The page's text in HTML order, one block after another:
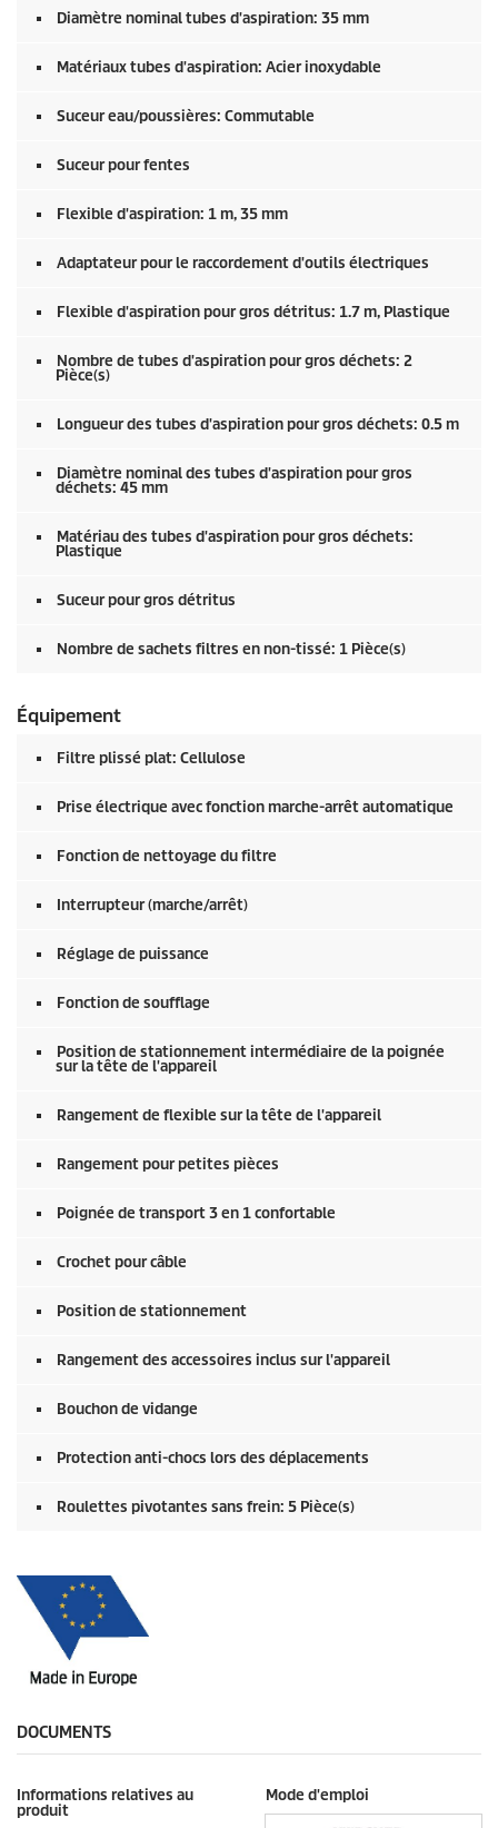
Diamètre nominal tubes d'aspiration: 35 mm
Matériaux tubes d'aspiration: Acier inoxydable
Suceur eau/poussières: Commutable
Suceur pour fentes
Flexible d'aspiration: 1 m, 35 mm
Adaptateur pour le raccordement d'outils électriques
Flexible d'aspiration pour gros détritus: 1.7 m, Plastique
Nombre de tubes d'aspiration pour gros déchets: 2
Pièce(s)
Longueur des tubes d'aspiration pour gros déchets: 0.5 m
Diamètre nominal des tubes d'aspiration pour gros
déchets: 45 mm
Matériau des tubes d'aspiration pour gros déchets:
Plastique
Suceur pour gros détritus
Nombre de sachets filtres en non-tissé: 1 Pièce(s)
Équipement
Filtre plissé plat: Cellulose
Prise électrique avec fonction marche-arrêt automatique
Fonction de nettoyage du filtre
Interrupteur (marche/arrêt)
Réglage de puissance
Fonction de soufflage
Position de stationnement intermédiaire de la poignée
sur la tête de l'appareil
Rangement de flexible sur la tête de l'appareil
Rangement pour petites pièces
Poignée de transport 3 en 1 confortable
Crochet pour câble
Position de stationnement
Rangement des accessoires inclus sur l'appareil
Bouchon de vidange
Protection anti-chocs lors des déplacements
Roulettes pivotantes sans frein: 5 Pièce(s)
DOCUMENTS
Informations relatives au
produit
Mode d'emploi